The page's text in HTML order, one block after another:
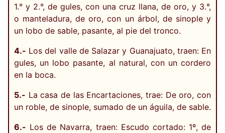
1.° y 2.°, de gules, con una cruz llana, de oro, y 3.°,
o manteladura, de oro, con un árbol, de sinople y
un lobo de sable, pasante, al pie del tronco.
4.- Los del valle de Salazar y Guanajuato, traen: En
gules, un lobo pasante, al natural, con un cordero
en la boca.
5.- La casa de las Encartaciones, trae: De oro, con
un roble, de sinople, sumado de un águila, de sable.
6.- Los de Navarra, traen: Escudo cortado: 1º, de